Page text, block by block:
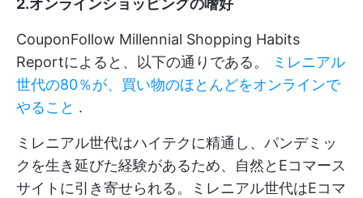
2.オンラインショッピングの嗜好
CouponFollow Millennial Shopping Habits
Reportによると、以下の通りである。
ミレニアル
世代の80％が、買い物のほとんどをオンラインで
やること .
ミレニアル世代はハイテクに精通し、パンデミッ
クを生き延びた経験があるため、自然とEコマース
サイトに引き寄せられる。ミレニアル世代はEコマ